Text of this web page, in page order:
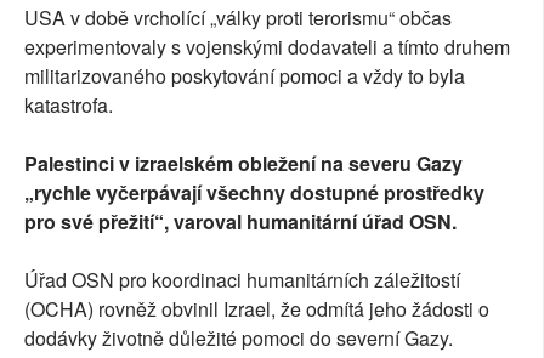
USA v době vrcholící „války proti terorismu“ občas
experimentovaly s vojenskými dodavateli a tímto druhem
militarizovaného poskytování pomoci a vždy to byla
katastrofa.
Palestinci v izraelském obležení na severu Gazy
„rychle vyčerpávají všechny dostupné prostředky
pro své přežití“, varoval humanitární úřad OSN.
Úřad OSN pro koordinaci humanitárních záležitostí
(OCHA) rovněž obvinil Izrael, že odmítá jeho žádosti o
dodávky životně důležité pomoci do severní Gazy.